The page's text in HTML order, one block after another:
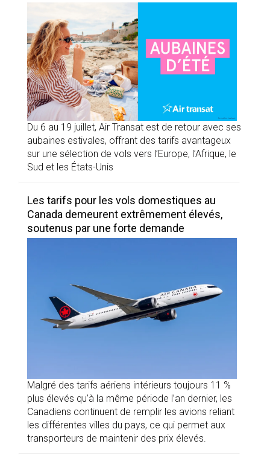
Du 6 au 19 juillet, Air Transat est de retour avec ses
aubaines estivales, offrant des tarifs avantageux
sur une sélection de vols vers l’Europe, l’Afrique, le
Sud et les États-Unis
Les tarifs pour les vols domestiques au
Canada demeurent extrêmement élevés,
soutenus par une forte demande
Malgré des tarifs aériens intérieurs toujours 11 %
plus élevés qu’à la même période l’an dernier, les
Canadiens continuent de remplir les avions reliant
les différentes villes du pays, ce qui permet aux
transporteurs de maintenir des prix élevés.